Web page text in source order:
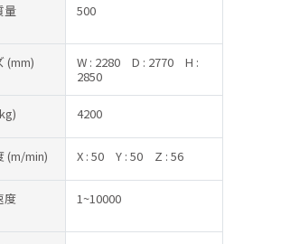
量
500
(mm) W : 2280 D : 2770
H :
2850
4200
(m/min) X : 50 Y : 50 Z : 56
度
1~10000